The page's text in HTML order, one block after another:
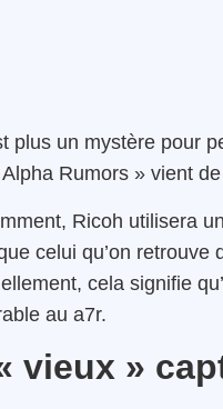
plus un mystère pour
Rumors » vient
Ricoh utilisera
celui qu’on
cela signifie
au a7r.
vieux »